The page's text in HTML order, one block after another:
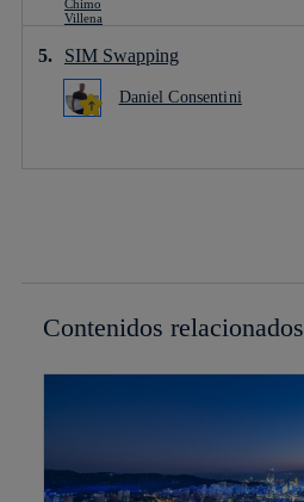
SIM Swapping
Daniel Consentini
Contenidos relacionados